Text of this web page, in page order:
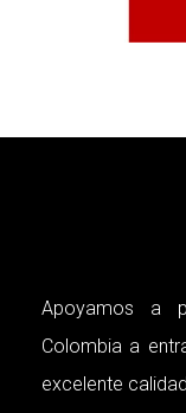
Apoyamos a
Colombia a
excelente